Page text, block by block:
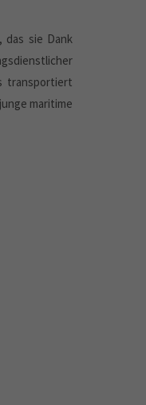
das sie Dank
transportiert
maritime